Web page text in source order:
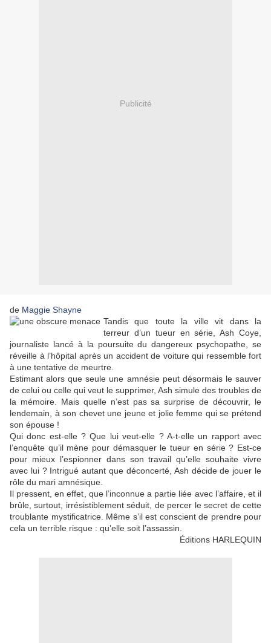
Publicité
de Maggie Shayne
Tandis que toute la ville vit dans la
terreur d’un tueur en série, Ash Coye,
journaliste lancé à la poursuite du dangereux psychopathe, se
réveille à l’hôpital après un accident de voiture qui ressemble fort
à une tentative de meurtre.
Estimant alors que seule une amnésie peut désormais le sauver
de celui ou celle qui veut le supprimer, Ash simule des troubles de
la mémoire. Mais quelle n’est pas sa surprise de découvrir, le
lendemain, à son chevet une jeune et jolie femme qui se prétend
son épouse !
Qui donc est-elle ? Que lui veut-elle ? A-t-elle un rapport avec
l’enquête qu’il mène pour démasquer le tueur en série ? Est-ce
pour mieux l’espionner dans son travail qu’elle souhaite vivre
avec lui ? Intrigué autant que déconcerté, Ash décide de jouer le
rôle du mari amnésique.
Il pressent, en effet, que l’inconnue a partie liée avec l’affaire, et il
brûle, surtout, irrésistiblement séduit, de percer le secret de cette
troublante mystificatrice. Même s’il est conscient de prendre pour
cela un terrible risque : qu’elle soit l’assassin.
Éditions HARLEQUIN